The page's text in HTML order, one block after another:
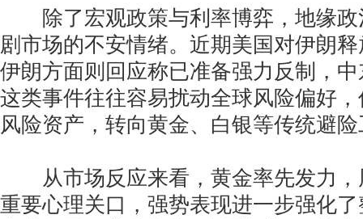
除了宏观政策与利率博弈，地缘政
剧市场的不安情绪。近期美国对伊朗
伊朗方面则回应称已准备强力反制，
这类事件往往容易扰动全球风险偏好
风险资产，转向黄金、白银等传统避
从市场反应来看，黄金率先发力，
重要心理关口，强势表现进一步强化